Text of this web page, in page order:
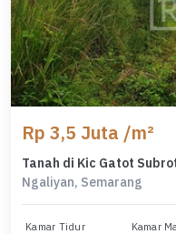
Rp 3,5 Juta /m²
Tanah di Kic Gatot
Ngaliyan, Semarang
Kamar Tidur Kamar